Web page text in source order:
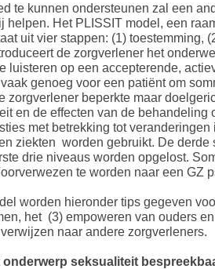
te kunnen ondersteunen zal een
helpen. Het PLISSIT model, een
uit vier stappen: (1) toestemming,
de zorgverlener het
luisteren op een accepterende,
genoeg voor een patiënt om
zorgverlener beperkte maar
en de effecten van de
met betrekking tot
ziekten worden gebruikt. De
drie niveaus worden opgelost.
te worden naar een GZ
worden hieronder tips gegeven
het (3) empoweren van ouders
naar andere zorgverleners.
onderwerp seksualiteit